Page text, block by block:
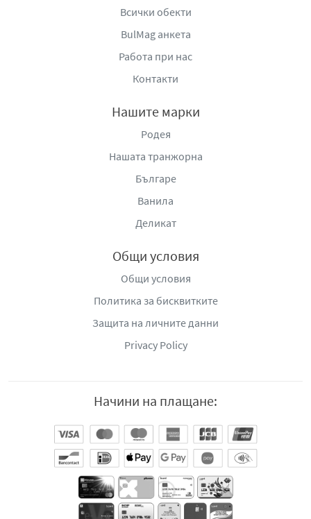
Всички обекти
BulMag анкета
Работа при нас
Контакти
Нашите марки
Родея
Нашата транжорна
Българе
Ванила
Деликат
Общи условия
Общи условия
Политика за бисквитките
Защита на личните данни
Privacy Policy
Начини на плащане: